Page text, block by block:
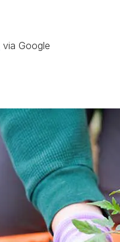
via Google